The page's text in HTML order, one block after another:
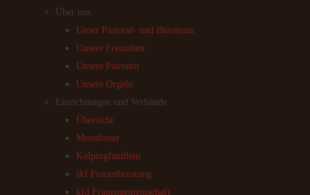
Über uns
Unser Pastoral- und Büroteam
Unsere Freizeiten
Unsere Patronin
Unsere Orgeln
Einrichtungen und Verbände
Übersicht
Messdiener
Kolpingfamilien
skf Frauenberatung
kfd Frauengemeinschaft